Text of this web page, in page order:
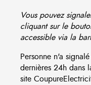
Vous pouvez
cliquant sur le
accessible via la
Personne n'a
dernières 24h dans
site